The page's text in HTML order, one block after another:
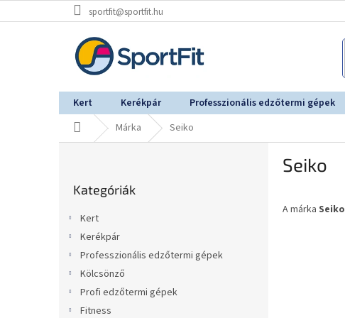
a
sportfit@sportfit.hu
Kert Kerékpár Professzionális edzőtermi gépek
KezdőlapMárka Seiko
átugrása
Kategóriák
Kert
Kerékpár
Professzionális edzőtermi gépek
Kölcsönző
Profi edzőtermi gépek
Fitness
Seiko
A márka Seiko